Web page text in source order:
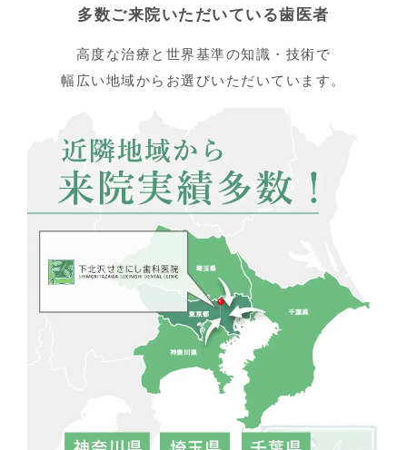
多数ご来院いただいている歯医者
高度な治療と世界基準の知識・技術で
幅広い地域からお選びいただいています。